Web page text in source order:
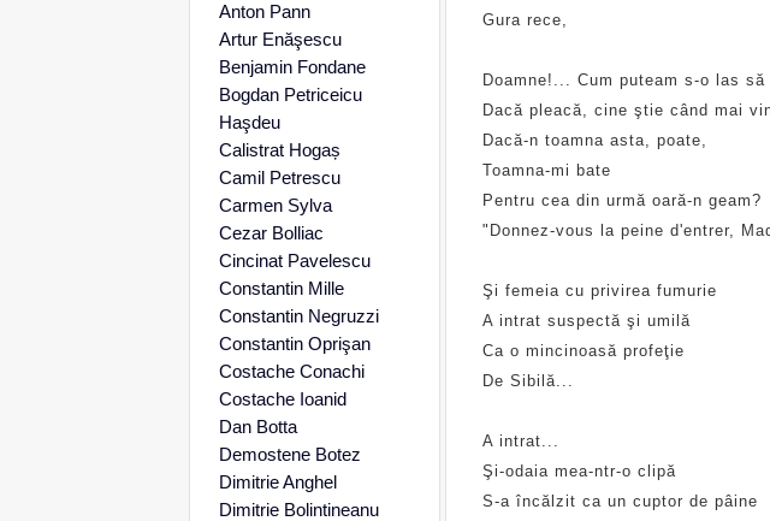
Gura rece,
Doamne!... Cum puteam s-o las să
Dacă pleacă, cine ştie când mai
Dacă-n toamna asta, poate,
Toamna-mi bate
Pentru cea din urmă oară-n geam?
"Donnez-vous la peine d'entrer,
Şi femeia cu privirea fumurie
A intrat suspectă şi umilă
Ca o mincinoasă profeţie
De Sibilă...
A intrat...
Şi-odaia mea-ntr-o clipă
S-a încălzit ca un cuptor de pâine
Anton Pann
Artur Enăşescu
Benjamin Fondane
Bogdan Petriceicu
Haşdeu
Calistrat Hogaș
Camil Petrescu
Carmen Sylva
Cezar Bolliac
Cincinat Pavelescu
Constantin Mille
Constantin Negruzzi
Constantin Oprişan
Costache Conachi
Costache Ioanid
Dan Botta
Demostene Botez
Dimitrie Anghel
Dimitrie Bolintineanu